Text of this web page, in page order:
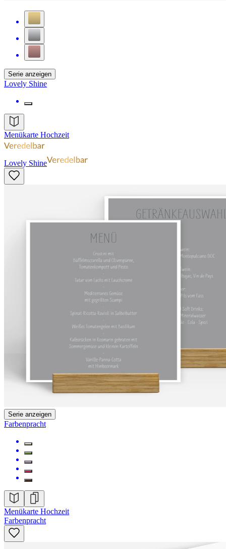
Serie anzeigen
Lovely Shine
Menükarte Hochzeit
Lovely Shine
Serie anzeigen
Farbenpracht
Menükarte Hochzeit
Farbenpracht